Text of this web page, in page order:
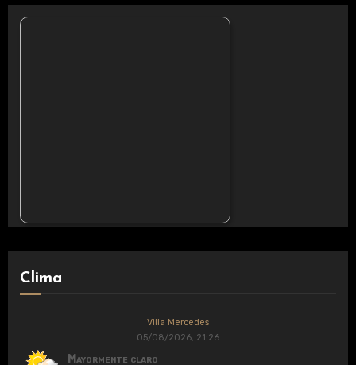
Clima
Villa Mercedes
05/08/2026, 21:26
Mayormente claro